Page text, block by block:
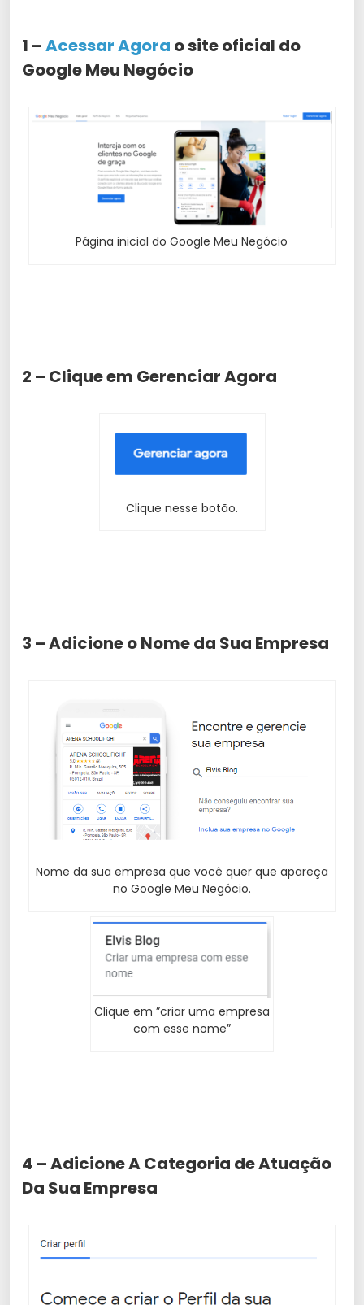
1 –Acessar Agora o site oficial do
Google Meu Negócio
Página inicial do Google Meu Negócio
2 – Clique em Gerenciar Agora
Clique nesse botão.
3 – Adicione o Nome da Sua Empresa
Nome da sua empresa que você quer que apareça
no Google Meu Negócio.
Clique em ”criar uma empresa
com esse nome”
4 – Adicione A Categoria de Atuação
Da Sua Empresa